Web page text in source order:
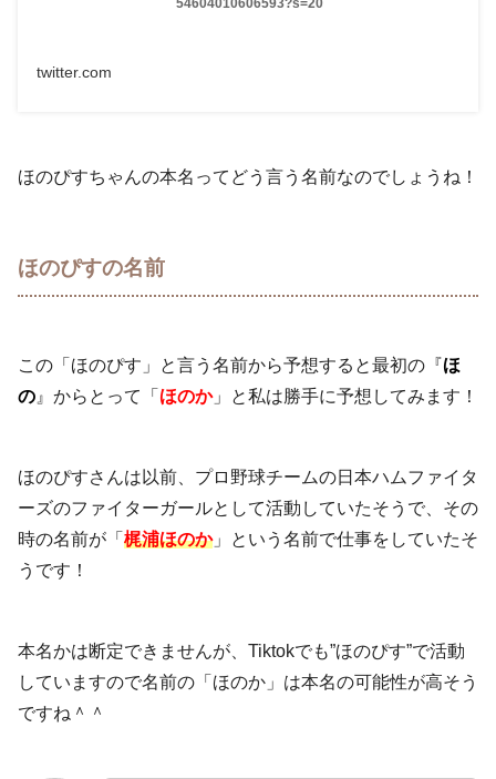
54604010606593?s=20
twitter.com
ほのぴすちゃんの本名ってどう言う名前なのでしょうね！
ほのぴすの名前
この「ほのぴす」と言う名前から予想すると最初の『ほ
の 』からとって「 ほのか」と私は勝手に予想してみます！
ほのぴすさんは以前、プロ野球チームの日本ハムファイタ
ーズのファイターガールとして活動していたそうで、その
時の名前が「 梶浦ほのか」という名前で仕事をしていたそ
うです！
本名かは断定できませんが、Tiktokでも”ほのぴす”で活動
していますので名前の「ほのか」は本名の可能性が高そう
ですね＾＾